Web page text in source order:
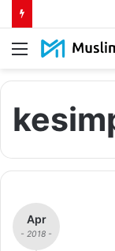
Menu
Apr
- 2018 -